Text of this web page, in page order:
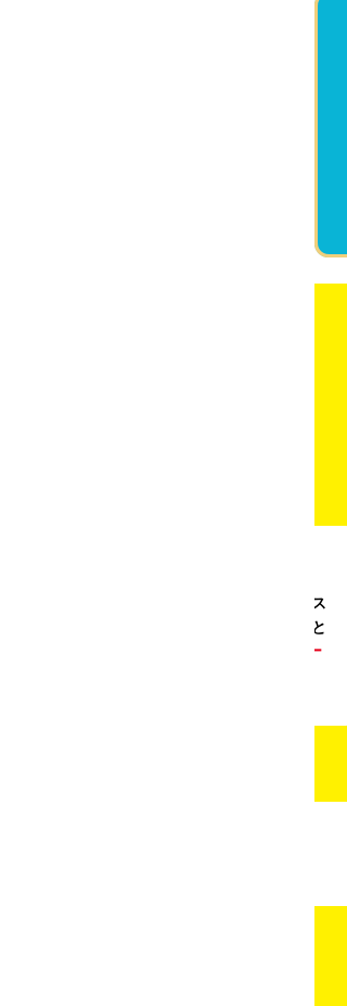
。ガソリンス
タンドや整備工場の既存インフラを活用すること
リー